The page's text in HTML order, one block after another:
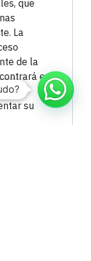
que
La
de la
en
de
su